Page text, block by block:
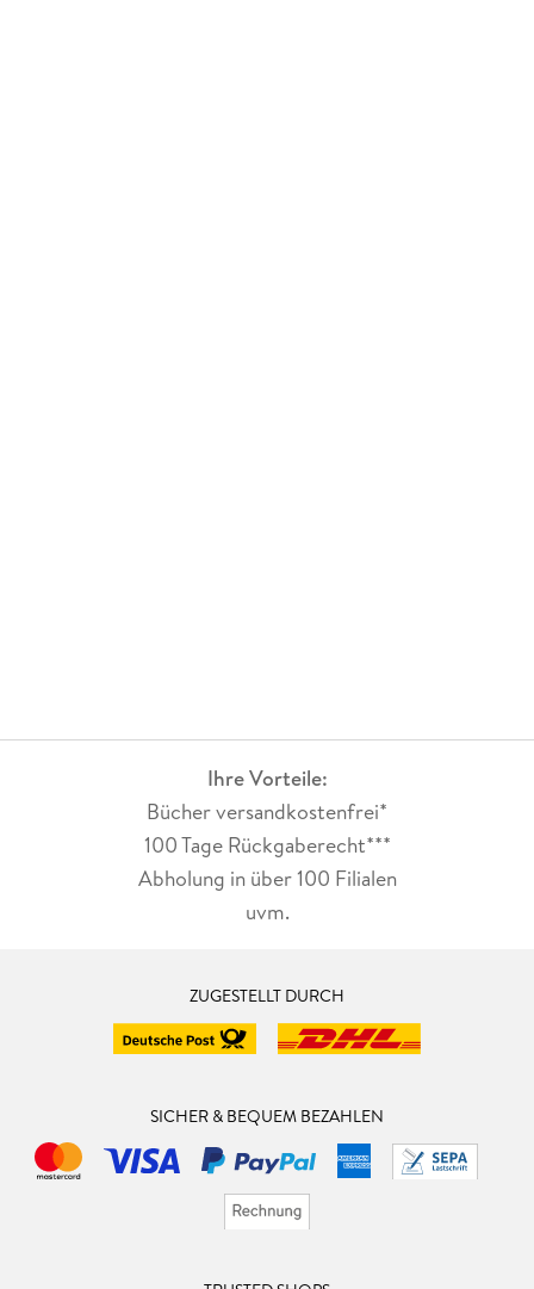
Ihre Vorteile:
Bücher versandkostenfrei*
100 Tage Rückgaberecht***
Abholung in über 100 Filialen
uvm.
ZUGESTELLT DURCH
SICHER & BEQUEM BEZAHLEN